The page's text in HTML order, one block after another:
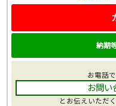
納期
お電話
お問い
とお伝えいただ